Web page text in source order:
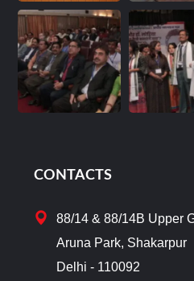
CONTACTS
88/14 & 88/14B Upper
Aruna Park, Shakarpur
Delhi - 110092